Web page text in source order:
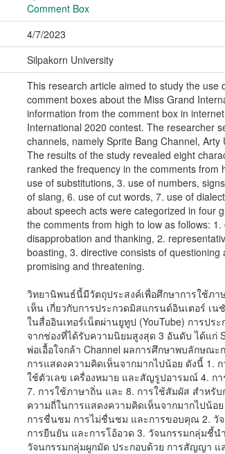
Comment Box
4/7/2023
Silpakorn University
This research article aimed to study the
comment boxes about the Miss Grand
information from the comment box in
International 2020 contest. The researcher
channels, namely Sprite Bang Channel,
The results of the study revealed eight
ranked the frequency in the comments
use of substitutions, 3. use of numbers,
of slang, 6. use of cut words, 7. use of
about speech acts were categorized in four
the comments from high to low as follows:
disapprobation and thanking, 2.
boasting, 3. directive consists of
promising and threatening.
วิทยานิพนธ์นี้มีวัตถุประสงค์เพื่อศึกษาการใช้ภ
เห็น เกี่ยวกับการประกวดมิสแกรนด์อินเตอร์
ในสื่ออินเทอร์เน็ตผ่านยูทูป (YouTube) การปร
จากช่องที่ได้รับความนิยมสูงสุด 3 อันดับ ได้แก่
พ่อเอื้อใจกล้า Channel ผลการศึกษาพบลักษ
การแสดงความคิดเห็นจากมากไปน้อย ดังนี้ 1.
ใช้ตัวเลข เครื่องหมาย และสัญรูปอารมณ์ 4. ก
7. การใช้ภาษาถิ่น และ 8. การใช้สัมผัส สำหรั
ความถี่ในการแสดงความคิดเห็นจากมากไปน้
การชื่นชม การไม่ชื่นชม และการขอบคุณ 2. วั
การยืนยัน และการโอ้อวด 3. วัจนกรรมกลุ่มชี้
วัจนกรรมกลุ่มผูกมัด ประกอบด้วย การสัญญา แ